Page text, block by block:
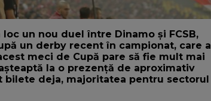
un nou duel între Dinamo și FCSB,
un derby recent în campionat, care a
meci de Cupă pare să fie mult mai
la o prezență de aproximativ
bilete deja, majoritatea pentru sectorul